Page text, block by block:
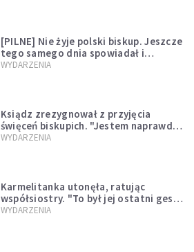
[PILNE] Nie żyje polski biskup. Jeszcze
tego samego dnia spowiadał i
sprawował Mszę świętą
WYDARZENIA
Ksiądz zrezygnował z przyjęcia
święceń biskupich. "Jestem naprawdę
niegodny"
WYDARZENIA
Karmelitanka utonęła, ratując
współsiostry. "To był jej ostatni gest
miłości"
WYDARZENIA